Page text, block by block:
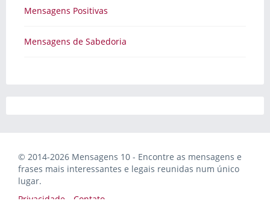
Mensagens Positivas
Mensagens de Sabedoria
© 2014-2026 Mensagens 10 - Encontre as mensagens e
frases mais interessantes e legais reunidas num único
lugar.
Privacidade
Contato